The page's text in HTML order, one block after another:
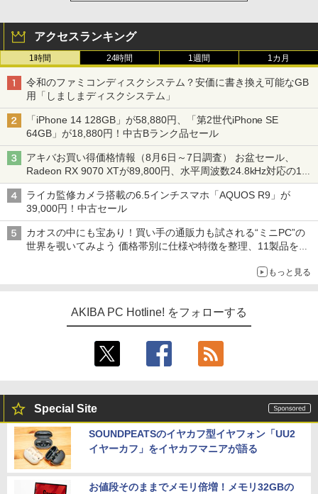
アクセスランキング
1時間 24時間 1週間 1カ月
令和のファミコンディスクシステム？安価に書き換え可能なGB
用「しましまディスクシステム」
「iPhone 14 128GB」が58,880円、「第2世代iPhone SE
64GB」が18,880円！中古Bランク品セール
アキバお買い得価格情報（8月6日～7日調査） お盆セール、
Radeon RX 9070 XTが89,800円、水平周波数24.8kHz対応の17
型モニターが9,801円、暑さ指数連動セール ほか
ライカ監修カメラ搭載の6.5インチスマホ「AQUOS R9」が
39,000円！中古セール
カオスの中にも宝あり！買い手の通販力も試される“ミニPC”の
世界を覗いてみよう 価格帯別に仕様や特徴を整理、11製品をピ
もっと見る
AKIBA PC Hotline! をフォローする
Special Site
SOUNDPEATSのイヤカフ型イヤフォン「UU2
イヤーカフ」をイヤカフマニアが語る
お値段そのままでメモリ倍増！メモリ32GBの